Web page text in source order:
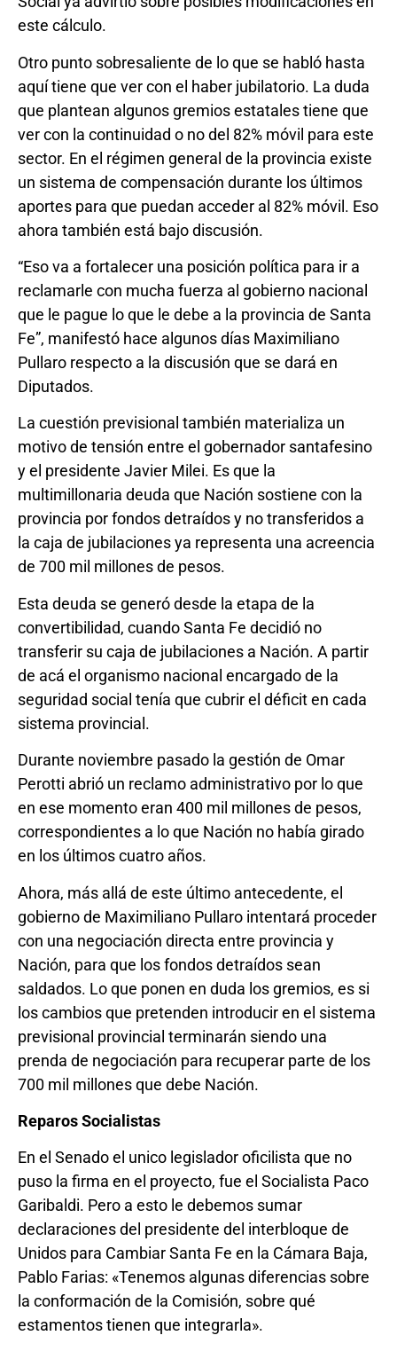
este cálculo.
Otro punto sobresaliente de lo que se habló hasta
aquí tiene que ver con el haber jubilatorio. La duda
que plantean algunos gremios estatales tiene que
ver con la continuidad o no del 82% móvil para este
sector. En el régimen general de la provincia existe
un sistema de compensación durante los últimos
aportes para que puedan acceder al 82% móvil. Eso
ahora también está bajo discusión.
“Eso va a fortalecer una posición política para ir a
reclamarle con mucha fuerza al gobierno nacional
que le pague lo que le debe a la provincia de Santa
Fe”, manifestó hace algunos días Maximiliano
Pullaro respecto a la discusión que se dará en
Diputados.
La cuestión previsional también materializa un
motivo de tensión entre el gobernador santafesino
y el presidente Javier Milei. Es que la
multimillonaria deuda que Nación sostiene con la
provincia por fondos detraídos y no transferidos a
la caja de jubilaciones ya representa una acreencia
de 700 mil millones de pesos.
Esta deuda se generó desde la etapa de la
convertibilidad, cuando Santa Fe decidió no
transferir su caja de jubilaciones a Nación. A partir
de acá el organismo nacional encargado de la
seguridad social tenía que cubrir el déficit en cada
sistema provincial.
Durante noviembre pasado la gestión de Omar
Perotti abrió un reclamo administrativo por lo que
en ese momento eran 400 mil millones de pesos,
correspondientes a lo que Nación no había girado
en los últimos cuatro años.
Ahora, más allá de este último antecedente, el
gobierno de Maximiliano Pullaro intentará proceder
con una negociación directa entre provincia y
Nación, para que los fondos detraídos sean
saldados. Lo que ponen en duda los gremios, es si
los cambios que pretenden introducir en el sistema
previsional provincial terminarán siendo una
prenda de negociación para recuperar parte de los
700 mil millones que debe Nación.
Reparos Socialistas
En el Senado el unico legislador oficilista que no
puso la firma en el proyecto, fue el Socialista Paco
Garibaldi. Pero a esto le debemos sumar
declaraciones del presidente del interbloque de
Unidos para Cambiar Santa Fe en la Cámara Baja,
Pablo Farias: «Tenemos algunas diferencias sobre
la conformación de la Comisión, sobre qué
estamentos tienen que integrarla».